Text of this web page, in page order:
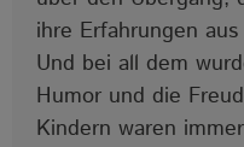
ihre Erfahrungen
Und bei all dem
Humor und die
Kindern waren